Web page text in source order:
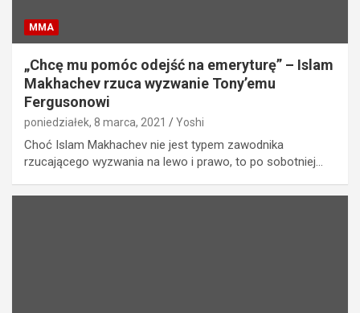
MMA
„Chcę mu pomóc odejść na emeryturę” – Islam
Makhachev rzuca wyzwanie Tony’emu
Fergusonowi
poniedziałek, 8 marca, 2021 Yoshi
Choć Islam Makhachev nie jest typem zawodnika
rzucającego wyzwania na lewo i prawo, to po sobotniej…